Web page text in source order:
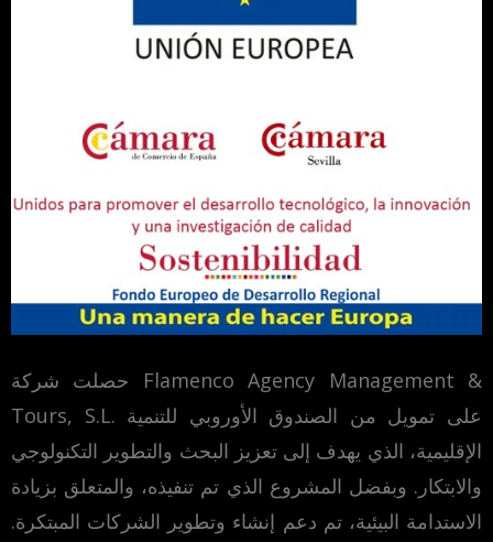
حصلت شركة Flamenco Agency Management &
Tours, S.L. على تمويل من الصندوق الأوروبي للتنمية
الإقليمية، الذي يهدف إلى تعزيز البحث والتطوير التكنولوجي
والابتكار. وبفضل المشروع الذي تم تنفيذه، والمتعلق بزيادة
الاستدامة البيئية، تم دعم إنشاء وتطوير الشركات المبتكرة.